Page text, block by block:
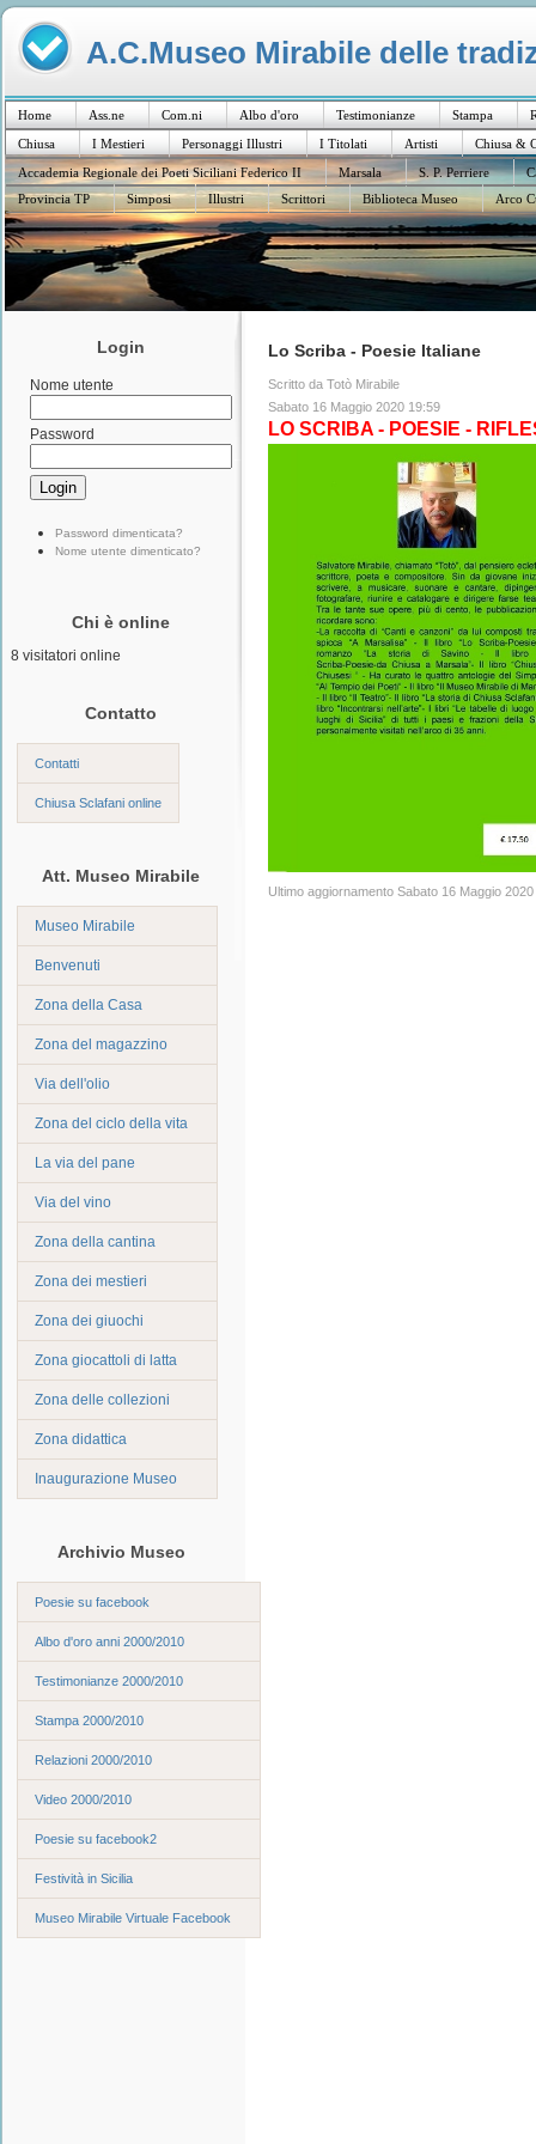
A.C.Museo Mirabile delle
Home Ass.ne Com.ni Albo d'oro Testimonianze Stampa
Chiusa
I Mestieri Personaggi Illustri I Titolati Artisti
Chiusa &
Accademia Regionale dei Poeti Siciliani Federico II
Marsala S. P. Perriere
Provincia TP
Simposi Illustri Scrittori Biblioteca Museo Arco
Login
Nome utente
Password
Password dimenticata?
Nome utente dimenticato?
Chi è online
8 visitatori online
Contatto
Contatti
Chiusa Sclafani online
Att. Museo Mirabile
Museo Mirabile
Benvenuti
Zona della Casa
Zona del magazzino
Via dell'olio
Zona del ciclo della vita
La via del pane
Via del vino
Zona della cantina
Zona dei mestieri
Zona dei giuochi
Zona giocattoli di latta
Zona delle collezioni
Zona didattica
Inaugurazione Museo
Archivio Museo
Poesie su facebook
Albo d'oro anni 2000/2010
Testimonianze 2000/2010
Stampa 2000/2010
Relazioni 2000/2010
Video 2000/2010
Poesie su facebook2
Festività in Sicilia
Museo Mirabile Virtuale Facebook
Lo Scriba - Poesie Italiane
Scritto da Totò Mirabile
Sabato 16 Maggio 2020 19:59
LO SCRIBA - POESIE -
Ultimo aggiornamento Sabato 16 Maggio